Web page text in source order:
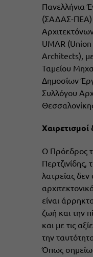
Πανελλήνια
(ΣΑΔΑΣ-ΠΕΑ)
UMAR
Architects),
Ταμείου
Δημοσίων
Συλλόγου
Ο Πρόεδρος
Περτζινίδης,
λατρείας
είναι
ζωή και την
και με τις
την
Όπως